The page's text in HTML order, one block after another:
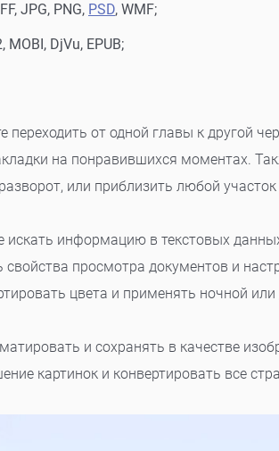
JPG, PNG, PSD, WMF;
DjVu, EPUB;
переходить от одной главы к другой
на понравившихся моментах.
или приблизить любой
информацию в текстовых
просмотра документов и
цвета и применять ночной
и сохранять в качестве
картинок и конвертировать все